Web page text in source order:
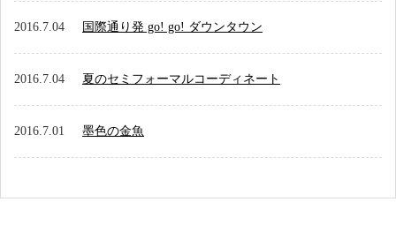
2016.7.04 国際通り発 go! go! ダウンタウン
2016.7.04 夏のセミフォーマルコーディネート
2016.7.01 墨色の金魚